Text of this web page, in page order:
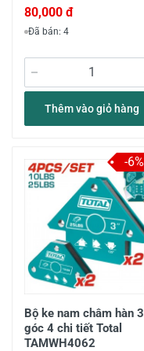
80,000 đ
Đã bán: 4
Thêm vào giỏ hàng
Bộ ke nam châm hàn 3
góc 4 chi tiết Total
TAMWH4062
-6%